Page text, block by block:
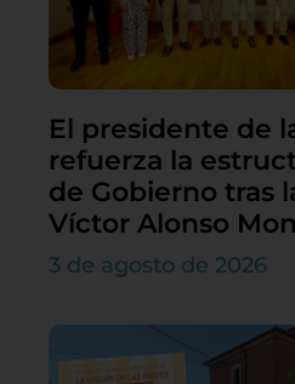
El presidente de
refuerza la
de Gobierno tras
Víctor Alonso
3 de agosto de 2026